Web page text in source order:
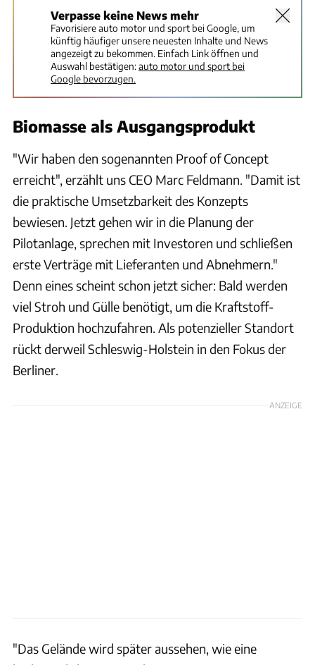
Verpasse keine News mehr
Favorisiere auto motor und sport bei Google, um
künftig häufiger unsere neuesten Inhalte und News
angezeigt zu bekommen. Einfach Link öffnen und
Auswahl bestätigen:auto motor und sport bei
Google bevorzugen.
Biomasse als Ausgangsprodukt
"Wir haben den sogenannten Proof of Concept
erreicht", erzählt uns CEO Marc Feldmann. "Damit ist
die praktische Umsetzbarkeit des Konzepts
bewiesen. Jetzt gehen wir in die Planung der
Pilotanlage, sprechen mit Investoren und schließen
erste Verträge mit Lieferanten und Abnehmern."
Denn eines scheint schon jetzt sicher: Bald werden
viel Stroh und Gülle benötigt, um die Kraftstoff-
Produktion hochzufahren. Als potenzieller Standort
rückt derweil Schleswig-Holstein in den Fokus der
Berliner.
ANZEIGE
"Das Gelände wird später aussehen, wie eine